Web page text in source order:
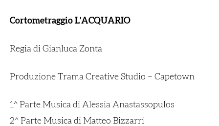
Cortometraggio L’ACQUARIO
Regia di Gianluca Zonta
Produzione Trama Creative Studio – Capetown
1^ Parte Musica di Alessia Anastassopulos
2^ Parte Musica di Matteo Bizzarri